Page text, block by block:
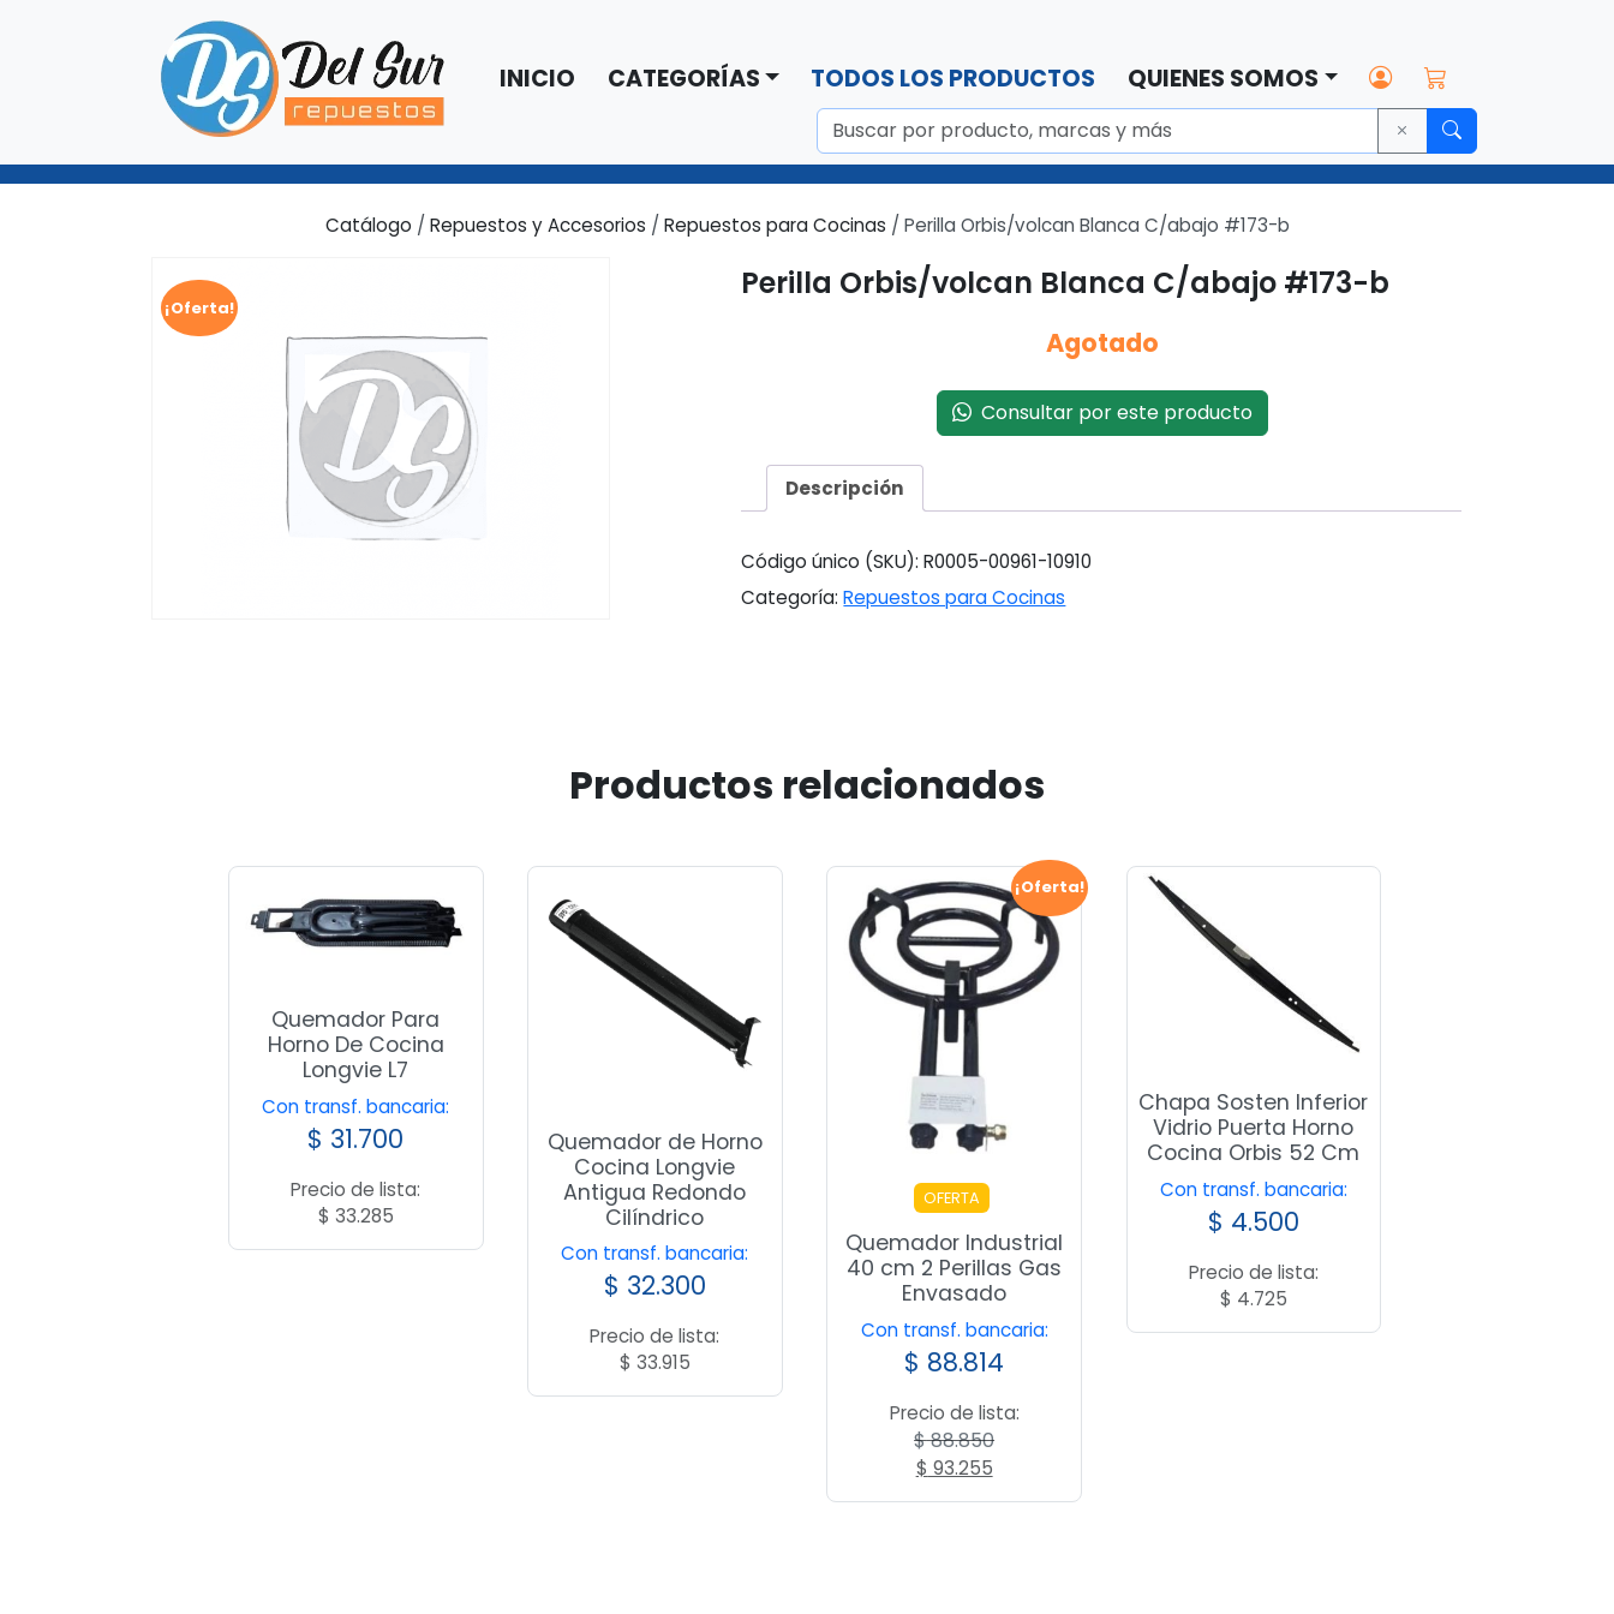
INICIO CATEGORÍAS TODOS LOS PRODUCTOS QUIENES SOMOS
¡Oferta!
Catálogo / Repuestos y Accesorios / Repuestos para Cocinas / Perilla Orbis/volcan Blanca C/abajo #173-b
Perilla Orbis/volcan Blanca C/abajo #173-b
Agotado
Consultar por este producto
Descripción
Código único (SKU):R0005-00961-10910
Categoría:Repuestos para Cocinas
Productos relacionados
Quemador Para
Horno De Cocina
Longvie L7
Con transf. bancaria:
$ 31.700
Precio de lista:
$ 33.285
Quemador de Horno
Cocina Longvie
Antigua Redondo
Cilíndrico
Con transf. bancaria:
$ 32.300
Precio de lista:
$ 33.915
¡Oferta!
OFERTA
Quemador Industrial
40 cm 2 Perillas Gas
Envasado
Con transf. bancaria:
$ 88.814
Precio de lista:
$88.850
El
$ 93.255El
Chapa Sosten Inferior
Vidrio Puerta Horno
Cocina Orbis 52 Cm
Con transf. bancaria:
$ 4.500
Precio de lista:
$ 4.725